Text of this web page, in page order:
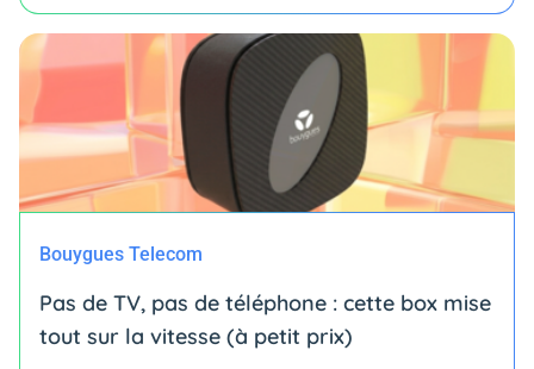
Bouygues Telecom
Pas de TV, pas de téléphone : cette box mise
tout sur la vitesse (à petit prix)